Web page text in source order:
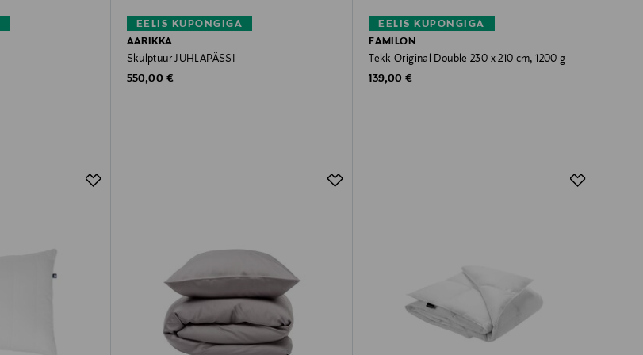
EELIS KUPONGIGA
AARIKKA
Skulptuur JUHLAPÄSSI
Original Price
550,00 €
EELIS KUPONGIGA
FAMILON
Tekk Original Double 230 x 210 cm, 1200 g
Original Price
139,00 €